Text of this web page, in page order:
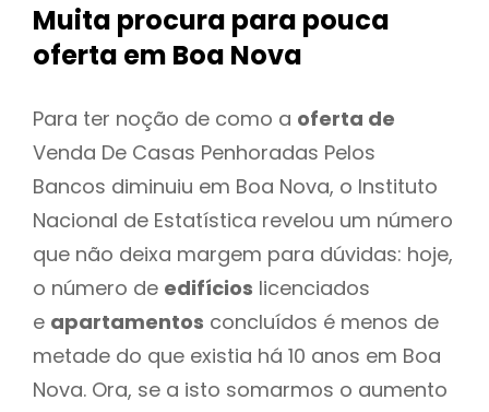
Muita procura para pouca
oferta em Boa Nova
Para ter noção de como a oferta de
Venda De Casas Penhoradas Pelos
Bancos diminuiu em Boa Nova, o Instituto
Nacional de Estatística revelou um número
que não deixa margem para dúvidas: hoje,
o número de edifícios licenciados
e apartamentos concluídos é menos de
metade do que existia há 10 anos em Boa
Nova. Ora, se a isto somarmos o aumento